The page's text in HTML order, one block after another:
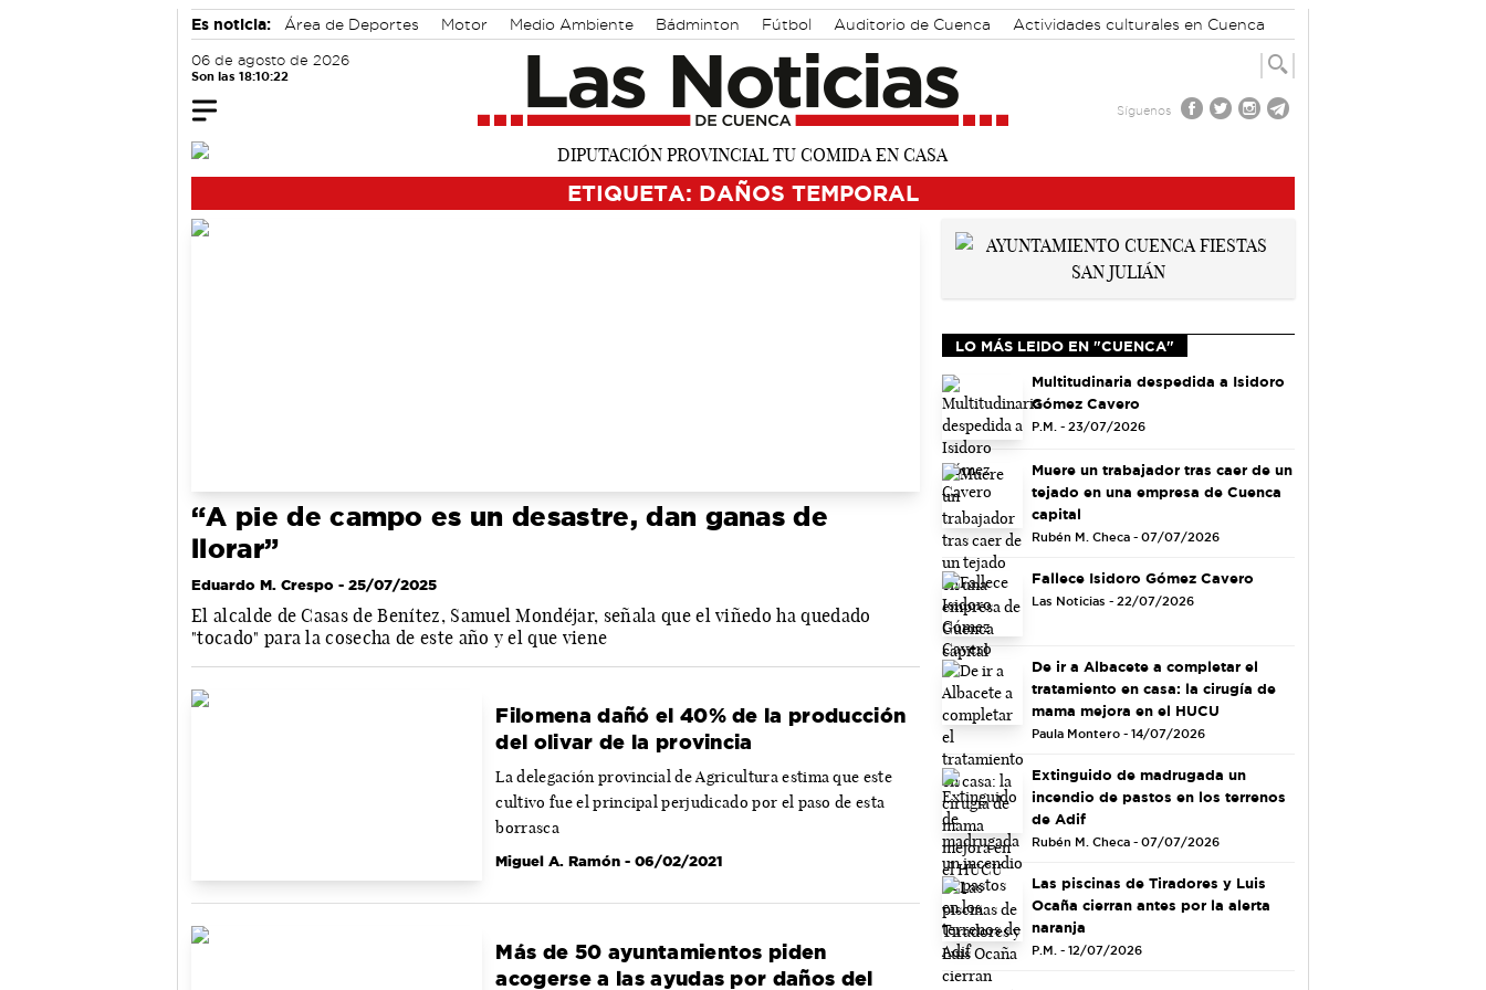
Es noticia: Área de Deportes Motor Medio Ambiente Bádminton Fútbol Auditorio de Cuenca Actividades culturales en Cuenca
06 de agosto de 2026
Son las 18:10:23
Síguenos
ETIQUETA: DAÑOS TEMPORAL
“A pie de campo es un desastre, dan ganas de
llorar”
Eduardo M. Crespo - 25/07/2025
El alcalde de Casas de Benítez, Samuel Mondéjar, señala que el viñedo ha quedado
"tocado" para la cosecha de este año y el que viene
Filomena dañó el 40% de la producción
del olivar de la provincia
La delegación provincial de Agricultura estima que este
cultivo fue el principal perjudicado por el paso de esta
borrasca
Miguel A. Ramón - 06/02/2021
Más de 50 ayuntamientos piden
acogerse a las ayudas por daños del
LO MÁS LEIDO EN "CUENCA"
Multitudinaria despedida a Isidoro
Gómez Cavero
P.M. - 23/07/2026
Muere un trabajador tras caer de un
tejado en una empresa de Cuenca
capital
Rubén M. Checa - 07/07/2026
Fallece Isidoro Gómez Cavero
Las Noticias - 22/07/2026
De ir a Albacete a completar el
tratamiento en casa: la cirugía de
mama mejora en el HUCU
Paula Montero - 14/07/2026
Extinguido de madrugada un
incendio de pastos en los terrenos
de Adif
Rubén M. Checa - 07/07/2026
Las piscinas de Tiradores y Luis
Ocaña cierran antes por la alerta
naranja
P.M. - 12/07/2026